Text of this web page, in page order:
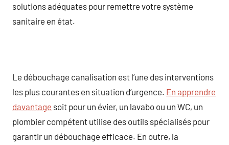
solutions adéquates pour remettre votre système
sanitaire en état.
Le débouchage canalisation est l’une des interventions
les plus courantes en situation d’urgence. En apprendre
davantage soit pour un évier, un lavabo ou un WC, un
plombier compétent utilise des outils spécialisés pour
garantir un débouchage efficace. En outre, la